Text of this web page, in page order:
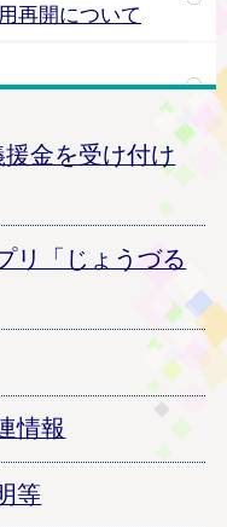
再開について
制度について
ート）の手数料
予防月間」です
免疫ワクチンの
金を受け付け
リ「じょうづる
情報
等